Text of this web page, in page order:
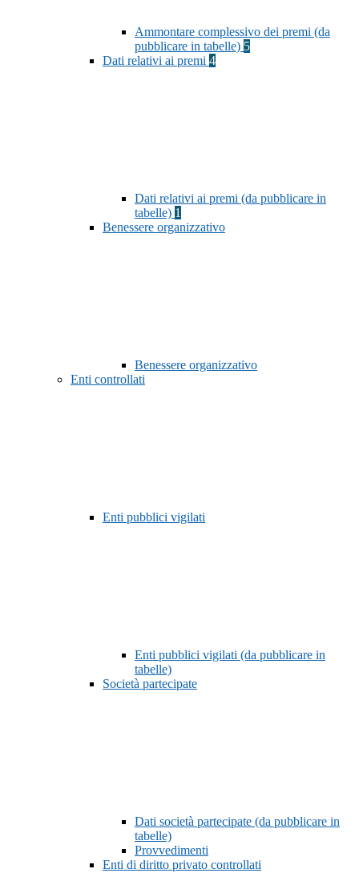
Ammontare complessivo dei premi (da
pubblicare in tabelle) 5
Dati relativi ai premi 4
Dati relativi ai premi (da pubblicare in
tabelle) 1
Benessere organizzativo
Benessere organizzativo
Enti controllati
Enti pubblici vigilati
Enti pubblici vigilati (da pubblicare in
tabelle)
Società partecipate
Dati società partecipate (da pubblicare in
tabelle)
Provvedimenti
Enti di diritto privato controllati